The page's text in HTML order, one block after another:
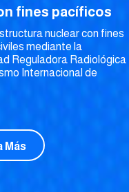
fines pacíficos
nuclear con fines
mediante la
Reguladora Radiológica
Internacional de
Más